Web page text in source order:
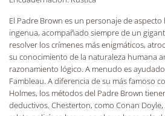
El Padre Brown es un personaje de
ingenua, acompañado siempre de un
resolver los crímenes más enigmáticos,
su conocimiento de la naturaleza humana
razonamiento lógico. A menudo es
Fambleau. A diferencia de su más famoso
Holmes, los métodos del Padre Brown
deductivos. Chesterton, como Conan